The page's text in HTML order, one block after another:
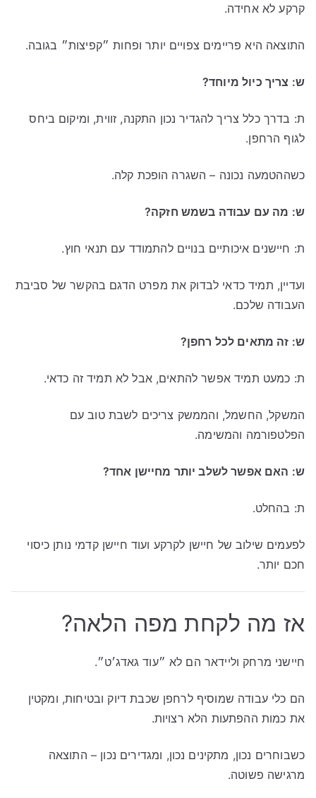
קרקע לא אחידה.
התוצאה היא פריימים צפויים יותר ופחות ״קפיצות״ בגובה.
ש: צריך כיול מיוחד?
ת: בדרך כלל צריך להגדיר נכון התקנה, זווית, ומיקום ביחס
לגוף הרחפן.
כשההטמעה נכונה – השגרה הופכת קלה.
ש: מה עם עבודה בשמש חזקה?
ת: חיישנים איכותיים בנויים להתמודד עם תנאי חוץ.
ועדיין, תמיד כדאי לבדוק את מפרט הדגם בהקשר של סביבת
העבודה שלכם.
ש: זה מתאים לכל רחפן?
ת: כמעט תמיד אפשר להתאים, אבל לא תמיד זה כדאי.
המשקל, החשמל, והממשק צריכים לשבת טוב עם
הפלטפורמה והמשימה.
ש: האם אפשר לשלב יותר מחיישן אחד?
ת: בהחלט.
לפעמים שילוב של חיישן לקרקע ועוד חיישן קדמי נותן כיסוי
חכם יותר.
אז מה לקחת מפה הלאה?
חיישני מרחק וליידאר הם לא ״עוד גאדג׳ט״.
הם כלי עבודה שמוסיף לרחפן שכבת דיוק ובטיחות, ומקטין
את כמות ההפתעות הלא רצויות.
כשבוחרים נכון, מתקינים נכון, ומגדירים נכון – התוצאה
מרגישה פשוטה.